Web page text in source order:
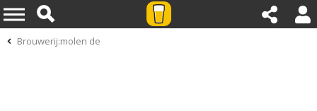
Brouwerij:molen de